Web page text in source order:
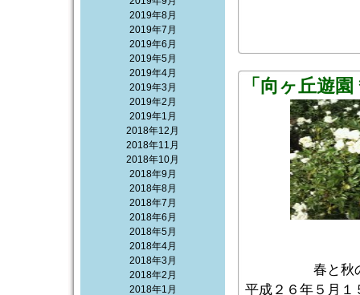
2019年8月
2019年7月
2019年6月
2019年5月
2019年4月
2019年3月
2019年2月
2019年1月
2018年12月
2018年11月
2018年10月
2018年9月
2018年8月
2018年7月
2018年6月
2018年5月
2018年4月
2018年3月
2018年2月
2018年1月
「向ヶ丘遊
春と秋
平成２６年５月１